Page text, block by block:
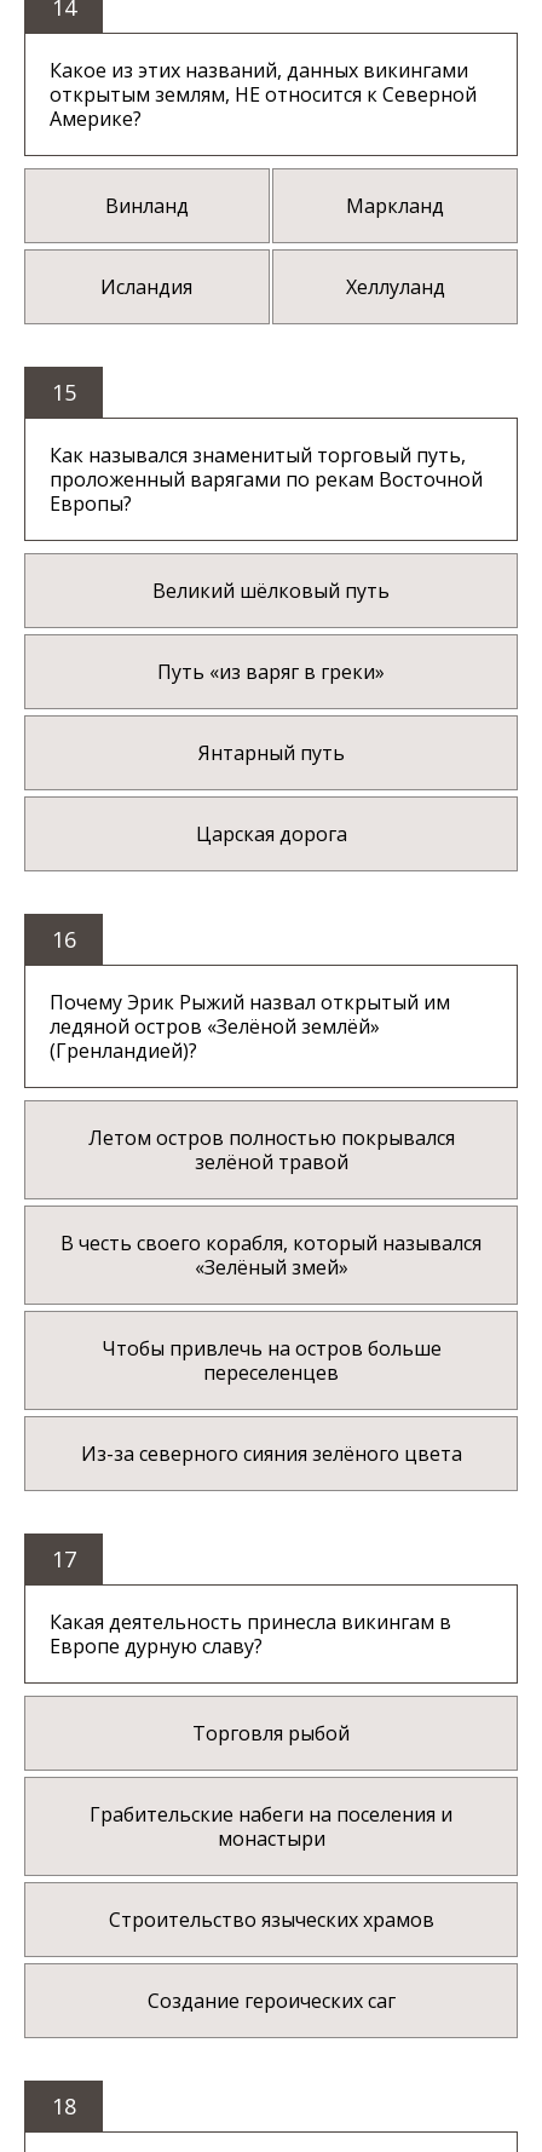
14
Какое из этих названий, данных викингами
открытым землям, НЕ относится к Северной
Америке?
Винланд Маркланд
Исландия Хеллуланд
15
Как назывался знаменитый торговый путь,
проложенный варягами по рекам Восточной
Европы?
Великий шёлковый путь
Путь «из варяг в греки»
Янтарный путь
Царская дорога
16
Почему Эрик Рыжий назвал открытый им
ледяной остров «Зелёной землёй»
(Гренландией)?
Летом остров полностью покрывался
зелёной травой
В честь своего корабля, который назывался
«Зелёный змей»
Чтобы привлечь на остров больше
переселенцев
Из-за северного сияния зелёного цвета
17
Какая деятельность принесла викингам в
Европе дурную славу?
Торговля рыбой
Грабительские набеги на поселения и
монастыри
Строительство языческих храмов
Создание героических саг
18